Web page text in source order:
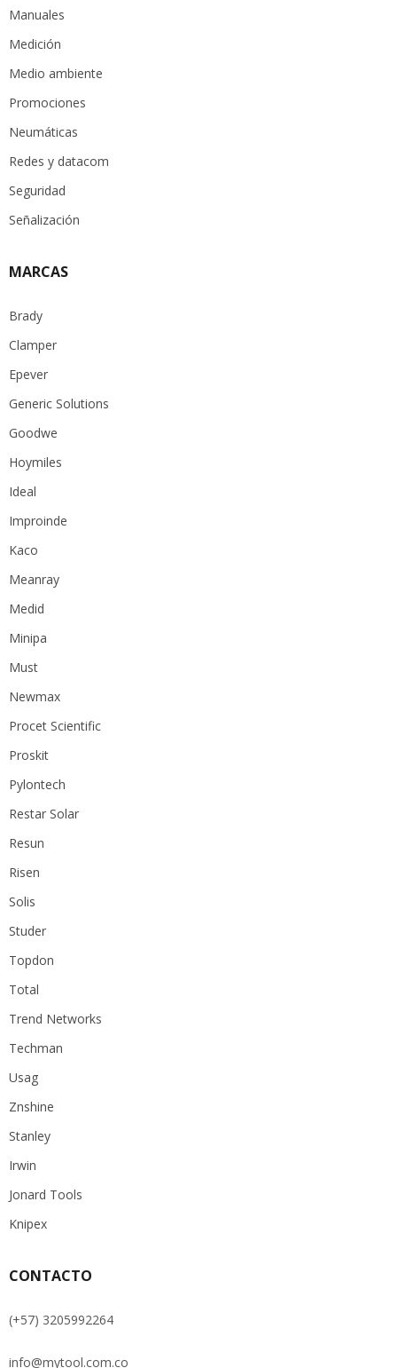
Manuales
Medición
Medio ambiente
Promociones
Neumáticas
Redes y datacom
Seguridad
Señalización
MARCAS
Brady
Clamper
Epever
Generic Solutions
Goodwe
Hoymiles
Ideal
Improinde
Kaco
Meanray
Medid
Minipa
Must
Newmax
Procet Scientific
Proskit
Pylontech
Restar Solar
Resun
Risen
Solis
Studer
Topdon
Total
Trend Networks
Techman
Usag
Znshine
Stanley
Irwin
Jonard Tools
Knipex
CONTACTO
(+57) 3205992264
info@mytool.com.co